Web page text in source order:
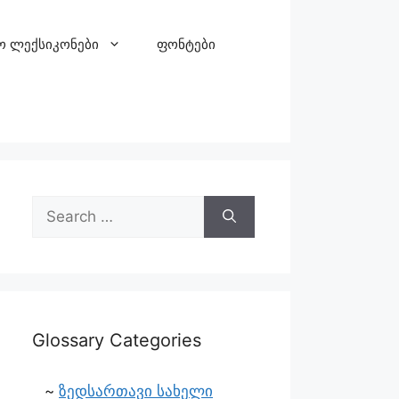
ლექსიკონები ფონტები
Glossary Categories
ზედსართავი სახელი